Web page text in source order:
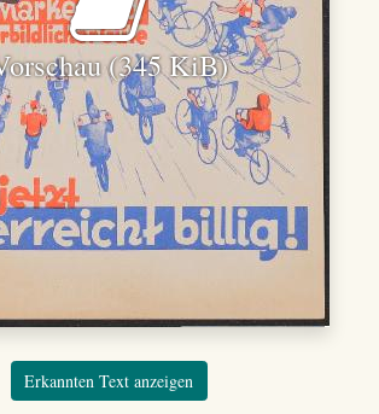
(345 KiB)
Erkannten Text anzeigen